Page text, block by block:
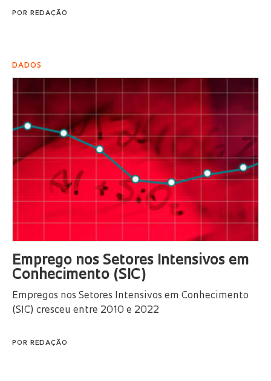
POR REDAÇÃO
DADOS
Emprego nos Setores Intensivos em
Conhecimento (SIC)
Empregos nos Setores Intensivos em Conhecimento
(SIC) cresceu entre 2010 e 2022
POR REDAÇÃO